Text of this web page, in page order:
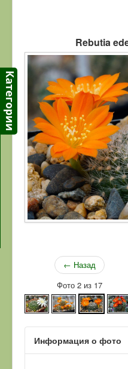
Отзывы
Ссылки
Контакты
Rebutia
← Назад
Фото 2 из 17
Информация о фото